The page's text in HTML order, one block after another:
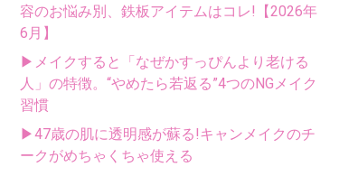
容のお悩み別、鉄板アイテムはコレ!【2026年
6月】
▶メイクすると「なぜかすっぴんより老ける
人」の特徴。“やめたら若返る”4つのNGメイク
習慣
▶47歳の肌に透明感が蘇る!キャンメイクのチ
ークがめちゃくちゃ使える